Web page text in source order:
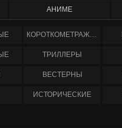
АНИМЕ
КОРОТКОМЕТРАЖНЫЕ
ТРИЛЛЕРЫ
ВЕСТЕРНЫ
ИСТОРИЧЕСКИЕ